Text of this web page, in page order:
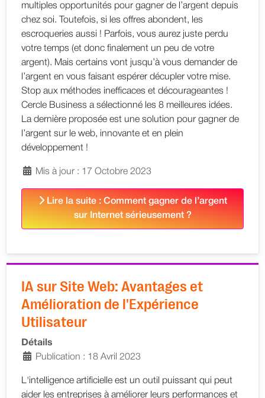
multiples opportunités pour gagner de l’argent depuis
chez soi. Toutefois, si les offres abondent, les
escroqueries aussi ! Parfois, vous aurez juste perdu
votre temps (et donc finalement un peu de votre
argent). Mais certains vont jusqu’à vous demander de
l’argent en vous faisant espérer décupler votre mise.
Stop aux méthodes inefficaces et décourageantes !
Cercle Business a sélectionné les 8 meilleures idées.
La dernière proposée est une solution pour gagner de
l’argent sur le web, innovante et en plein
développement !
Mis à jour : 17 Octobre 2023
Lire la suite : Comment gagner de l’argent
sur Internet sérieusement ?
IA sur Site Web: Avantages et
Amélioration de l'Expérience
Utilisateur
Détails
Publication : 18 Avril 2023
L'intelligence artificielle est un outil puissant qui peut
aider les entreprises à améliorer leurs performances et